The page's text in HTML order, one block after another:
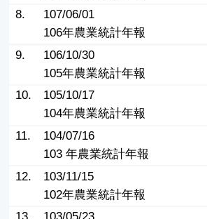
8.
107/06/01
106年農業統計年報
9.
106/10/30
105年農業統計年報
10.
105/10/17
104年農業統計年報
11.
104/07/16
103 年農業統計年報
12.
103/11/15
102年農業統計年報